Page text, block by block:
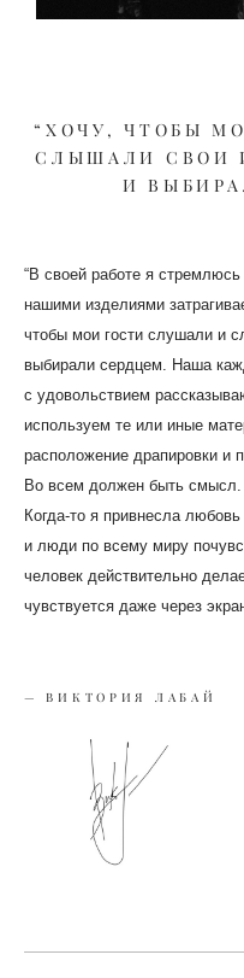
“ХОЧУ, ЧТОБЫ
СЛЫШАЛИ СВОИ
И
“В своей работе я
нашими изделиями
чтобы мои гости слушали и
выбирали сердцем. Наша
с удовольствием
используем те или иные
расположение драпировки и
Во всем должен быть
Когда-то я привнесла
и люди по всему миру
человек действительно
чувствуется даже через
— ВИКТОРИЯ ЛАБАЙ